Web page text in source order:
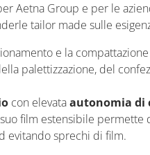
Aetna Group e per le
tailor made sulle
e la
palettizzazione, del
con elevataautonomia di
film estensibile permette
evitando sprechi di film.